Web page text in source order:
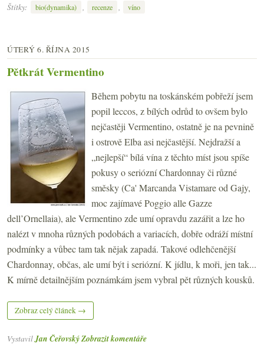
Štítky:
bio(dynamika) , recenze , víno
ÚTERÝ 6. ŘÍJNA 2015
Pětkrát Vermentino
Během pobytu na toskánském pobřeží jsem
popil leccos, z bílých odrůd to ovšem bylo
nejčastěji Vermentino, ostatně je na pevnině
i ostrově Elba asi nejčastější. Nejdražší a
„nejlepší“ bílá vína z těchto míst jsou spíše
pokusy o seriózní Chardonnay či různé
směsky (Ca' Marcanda Vistamare od Gajy,
moc zajímavé Poggio alle Gazze
dell’Ornellaia), ale Vermentino zde umí opravdu zazářit a lze ho
nalézt v mnoha různých podobách a variacích, dobře odráží místní
podmínky a vůbec tam tak nějak zapadá. Takové odlehčenější
Chardonnay, občas, ale umí být i seriózní. K jídlu, k moři, jen tak...
K mírně detailnějším poznámkám jsem vybral pět různých kousků.
Zobraz celý článek →
VystavilJan ČeřovskýZobrazit komentáře